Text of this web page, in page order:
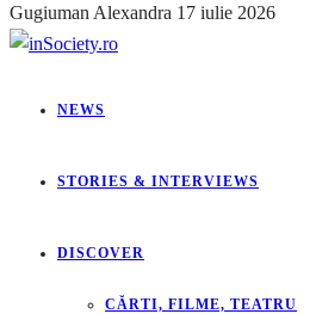
Gugiuman Alexandra 17 iulie 2026
NEWS
STORIES & INTERVIEWS
DISCOVER
CĂRTI, FILME, TEATRU